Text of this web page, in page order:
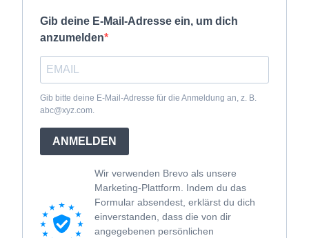
Gib deine E-Mail-Adresse ein, um dich
anzumelden
Gib bitte deine E-Mail-Adresse für die Anmeldung an, z. B.
abc@xyz.com.
ANMELDEN
Wir verwenden Brevo als unsere
Marketing-Plattform. Indem du das
Formular absendest, erklärst du dich
einverstanden, dass die von dir
angegebenen persönlichen